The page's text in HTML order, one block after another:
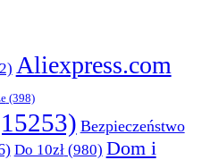
Aliexpress.com
(398)
Bezpieczeństwo
Do 10zł(980) Dom i